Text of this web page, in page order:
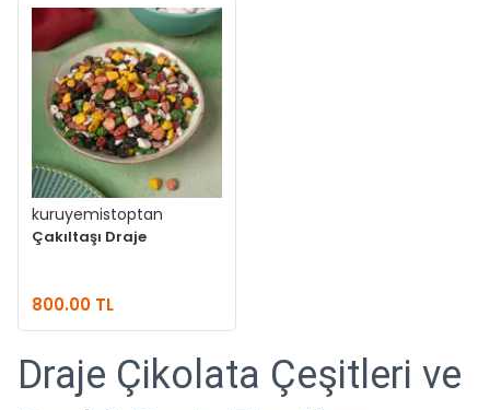
kuruyemistoptan
Çakıltaşı Draje
800.00 TL
Draje Çikolata Çeşitleri ve